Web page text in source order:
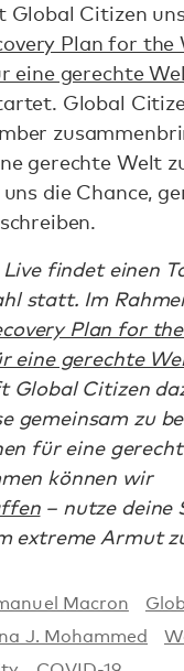
Global Citizen
Plan for the
eine gerechte
Global
gerechte Welt
die Chance,
findet einen
statt. Im
Plan for
eine gerechte
Global Citizen
gemeinsam zu
für eine
können wir
– nutze deine
extreme Armut
Macron
J. Mohammed